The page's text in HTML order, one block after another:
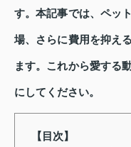
す。本記事では、ペッ
場、さらに費用を抑え
ます。これから愛する
にしてください。
【目次】